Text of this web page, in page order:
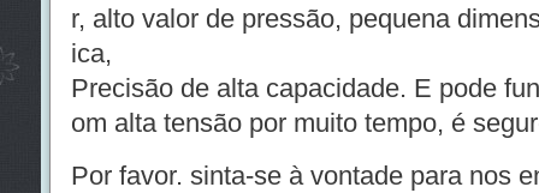
r, alto valor de pressão, pequena
ica,
Precisão de alta capacidade. E pode
om alta tensão por muito tempo, é
Por favor. sinta-se à vontade para nos